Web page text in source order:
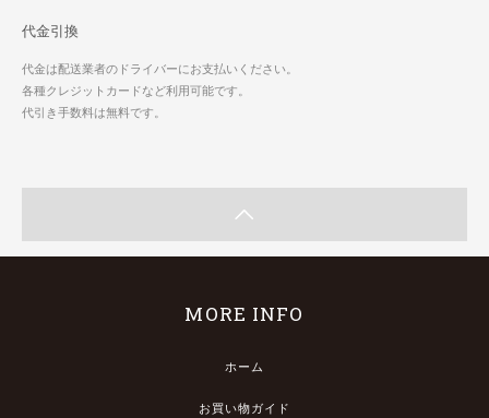
代金引換
代金は配送業者のドライバーにお支払いください。
各種クレジットカードなど利用可能です。
代引き手数料は無料です。
MORE INFO
ホーム
お買い物ガイド